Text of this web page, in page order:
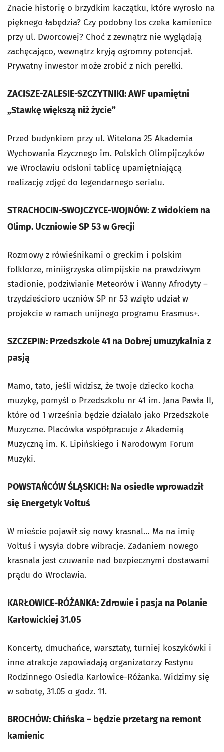
Znacie historię o brzydkim kaczątku, które wyrosło na
pięknego łabędzia? Czy podobny los czeka kamienice
przy ul. Dworcowej? Choć z zewnątrz nie wyglądają
zachęcająco, wewnątrz kryją ogromny potencjał.
Prywatny inwestor może zrobić z nich perełki.
ZACISZE-ZALESIE-SZCZYTNIKI: AWF upamiętni
„Stawkę większą niż życie”
Przed budynkiem przy ul. Witelona 25 Akademia
Wychowania Fizycznego im. Polskich Olimpijczyków
we Wrocławiu odsłoni tablicę upamiętniającą
realizację zdjęć do legendarnego serialu.
STRACHOCIN-SWOJCZYCE-WOJNÓW: Z widokiem na
Olimp. Uczniowie SP 53 w Grecji
Rozmowy z rówieśnikami o greckim i polskim
folklorze, miniigrzyska olimpijskie na prawdziwym
stadionie, podziwianie Meteorów i Wanny Afrodyty –
trzydzieścioro uczniów SP nr 53 wzięło udział w
projekcie w ramach unijnego programu Erasmus+.
SZCZEPIN: Przedszkole 41 na Dobrej umuzykalnia z
pasją
Mamo, tato, jeśli widzisz, że twoje dziecko kocha
muzykę, pomyśl o Przedszkolu nr 41 im. Jana Pawła II,
które od 1 września będzie działało jako Przedszkole
Muzyczne. Placówka współpracuje z Akademią
Muzyczną im. K. Lipińskiego i Narodowym Forum
Muzyki.
POWSTAŃCÓW ŚLĄSKICH: Na osiedle wprowadził
się Energetyk Voltuś
W mieście pojawił się nowy krasnal… Ma na imię
Voltuś i wysyła dobre wibracje. Zadaniem nowego
krasnala jest czuwanie nad bezpiecznymi dostawami
prądu do Wrocławia.
KARŁOWICE-RÓŻANKA: Zdrowie i pasja na Polanie
Karłowickiej 31.05
Koncerty, dmuchańce, warsztaty, turniej koszykówki i
inne atrakcje zapowiadają organizatorzy Festynu
Rodzinnego Osiedla Karłowice-Różanka. Widzimy się
w sobotę, 31.05 o godz. 11.
BROCHÓW: Chińska – będzie przetarg na remont
kamienic